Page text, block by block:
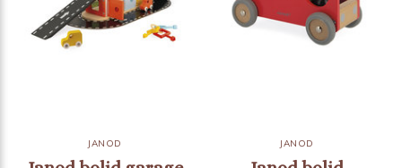
JANOD JANOD